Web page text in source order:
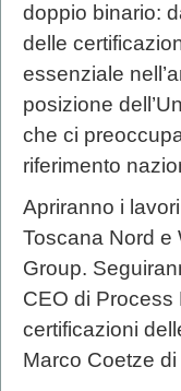
doppio binario:
delle
essenziale
posizione
che ci
riferimento
Apriranno i
Toscana Nord e
Group.
CEO di Process
certificazioni
Marco Coetze